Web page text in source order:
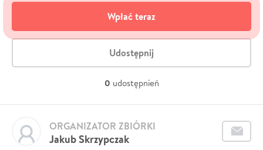
Wpłać teraz
Udostępnij
0 udostępnień
Jakub Skrzypczak
ORGANIZATOR ZBIÓRKI